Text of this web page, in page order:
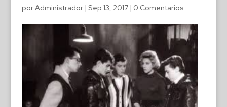
porAdministrador| Sep 13, 2017| 0 Comentarios